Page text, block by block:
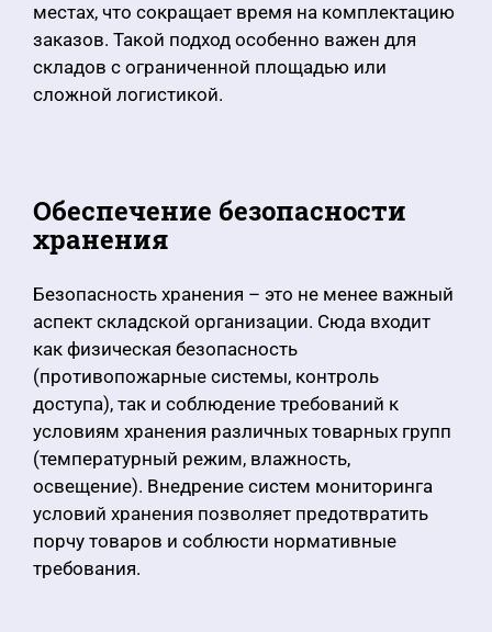
местах, что сокращает время на комплектацию
заказов. Такой подход особенно важен для
складов с ограниченной площадью или
сложной логистикой.
Обеспечение безопасности
хранения
Безопасность хранения – это не менее важный
аспект складской организации. Сюда входит
как физическая безопасность
(противопожарные системы, контроль
доступа), так и соблюдение требований к
условиям хранения различных товарных групп
(температурный режим, влажность,
освещение). Внедрение систем мониторинга
условий хранения позволяет предотвратить
порчу товаров и соблюсти нормативные
требования.